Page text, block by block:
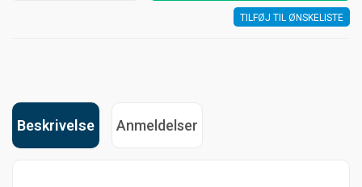
TILFØJ TIL ØNSKELISTE
Beskrivelse Anmeldelser